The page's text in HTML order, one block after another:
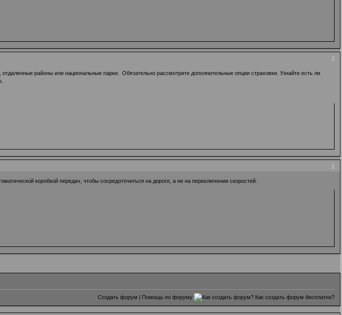
3
районы или национальные парки. Обязательно рассмотрите дополнительные опции страховки. Узнайте есть ли
4
коробкой передач, чтобы сосредоточиться на дороге, а не на переключении скоростей.
Создать форум | Помощь по форуму